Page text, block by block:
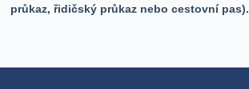
průkaz, řidičský průkaz nebo cestovní pas).